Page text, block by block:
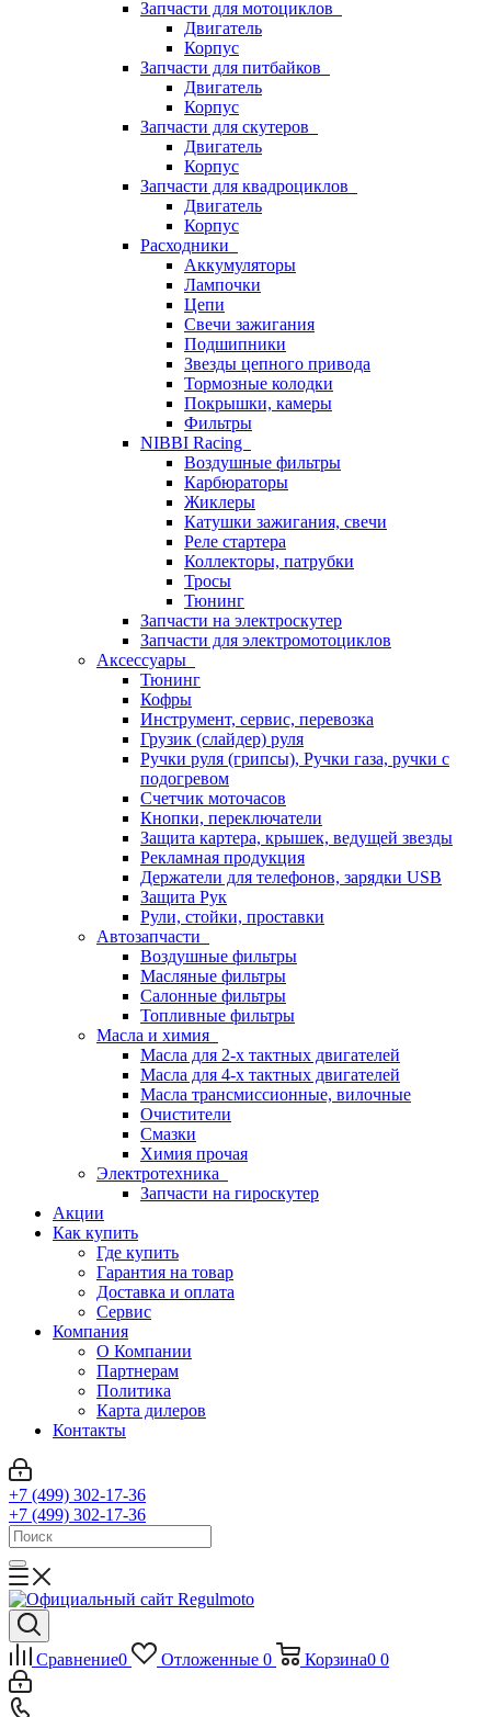
Запчасти для мотоциклов
Двигатель
Корпус
Запчасти для питбайков
Двигатель
Корпус
Запчасти для скутеров
Двигатель
Корпус
Запчасти для квадроциклов
Двигатель
Корпус
Расходники
Аккумуляторы
Лампочки
Цепи
Свечи зажигания
Подшипники
Звезды цепного привода
Тормозные колодки
Покрышки, камеры
Фильтры
NIBBI Racing
Воздушные фильтры
Карбюраторы
Жиклеры
Катушки зажигания, свечи
Реле стартера
Коллекторы, патрубки
Тросы
Тюнинг
Запчасти на электроскутер
Запчасти для электромотоциклов
Аксессуары
Тюнинг
Кофры
Инструмент, сервис, перевозка
Грузик (слайдер) руля
Ручки руля (грипсы), Ручки газа, ручки с
подогревом
Счетчик моточасов
Кнопки, переключатели
Защита картера, крышек, ведущей звезды
Рекламная продукция
Держатели для телефонов, зарядки USB
Защита Рук
Рули, стойки, проставки
Автозапчасти
Воздушные фильтры
Масляные фильтры
Салонные фильтры
Топливные фильтры
Масла и химия
Масла для 2-х тактных двигателей
Масла для 4-х тактных двигателей
Масла трансмиссионные, вилочные
Очистители
Смазки
Химия прочая
Электротехника
Запчасти на гироскутер
Акции
Как купить
Где купить
Гарантия на товар
Доставка и оплата
Сервис
Компания
О Компании
Партнерам
Политика
Карта дилеров
Контакты
+7 (499) 302-17-36
+7 (499) 302-17-36
Сравнение0 Отложенные 0 Корзина0 0